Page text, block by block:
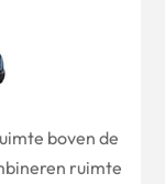
boven de
ruimte